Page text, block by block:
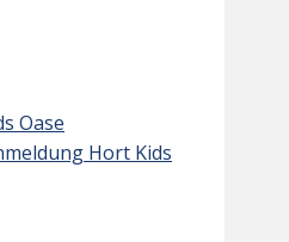
Oase
Hort Kids